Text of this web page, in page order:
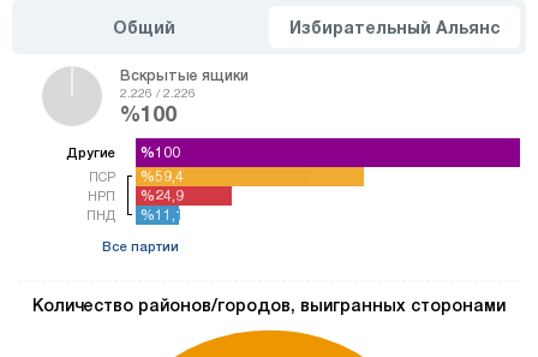
Общий Избирательный Альянс
Вскрытые ящики
2.226 / 2.226
%100
Другие
ПСР
НРП
ПНД
%100
%59,4
%24,9
%11,1
%100
%59,4
%24,9
%11,1
Все партии
Количество районов/городов, выигранных сторонами